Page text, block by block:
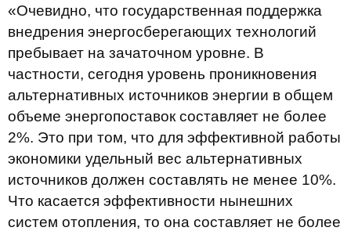
«Очевидно, что государственная поддержка
внедрения энергосберегающих технологий
пребывает на зачаточном уровне. В
частности, сегодня уровень проникновения
альтернативных источников энергии в общем
объеме энергопоставок составляет не более
2%. Это при том, что для эффективной работы
экономики удельный вес альтернативных
источников должен составлять не менее 10%.
Что касается эффективности нынешних
систем отопления, то она составляет не более